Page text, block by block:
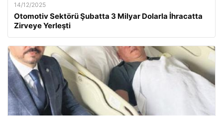
14/12/2025
Otomotiv Sektörü Şubatta 3 Milyar Dolarla İhracatta
Zirveye Yerleşti